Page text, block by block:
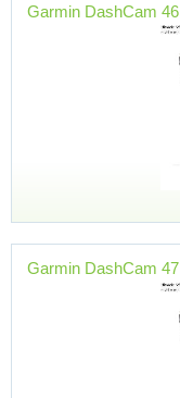
Garmin DashCam 46
Garmin DashCam 47